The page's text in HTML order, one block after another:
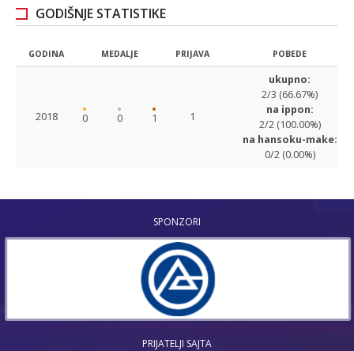
GODIŠNJE STATISTIKE
GODINA MEDALJE PRIJAVA POBEDE
2018 0 0 1 1
ukupno:
2/3 (66.67%)
na ippon:
2/2 (100.00%)
na hansoku-make:
0/2 (0.00%)
SPONZORI
PRIJATELJI SAJTA